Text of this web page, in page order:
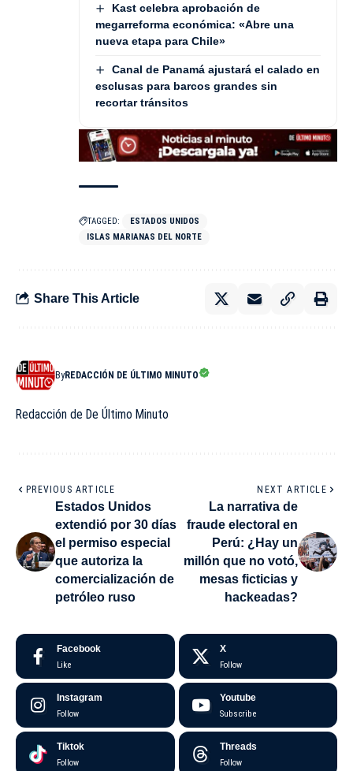
Kast celebra aprobación de
megarreforma económica: «Abre una
nueva etapa para Chile»
Canal de Panamá ajustará el calado en
esclusas para barcos grandes sin
recortar tránsitos
TAGGED:
ESTADOS UNIDOS
ISLAS MARIANAS DEL NORTE
Share This Article
ByREDACCIÓN DE ÚLTIMO MINUTO
Redacción de De Último Minuto
PREVIOUS ARTICLE
Estados Unidos
extendió por 30 días
el permiso especial
que autoriza la
comercialización de
petróleo ruso
NEXT ARTICLE
La narrativa de
fraude electoral en
Perú: ¿Hay un
millón que no votó,
mesas ficticias y
hackeadas?
Facebook
Like
X
Follow
Instagram
Follow
Youtube
Subscribe
Tiktok
Follow
Threads
Follow